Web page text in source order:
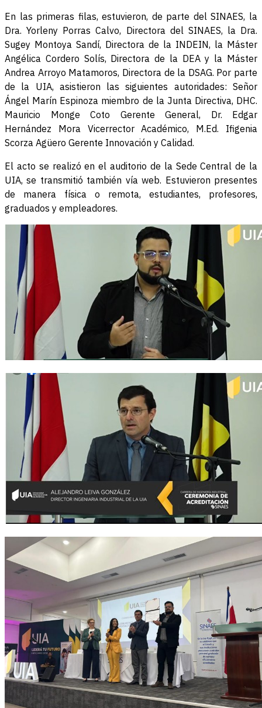
En las primeras filas, estuvieron, de parte del SINAES, la
Dra. Yorleny Porras Calvo, Directora del SINAES, la Dra.
Sugey Montoya Sandí, Directora de la INDEIN, la Máster
Angélica Cordero Solís, Directora de la DEA y la Máster
Andrea Arroyo Matamoros, Directora de la DSAG. Por parte
de la UIA, asistieron las siguientes autoridades: Señor
Ángel Marín Espinoza miembro de la Junta Directiva, DHC.
Mauricio Monge Coto Gerente General, Dr. Edgar
Hernández Mora Vicerrector Académico, M.Ed. Ifigenia
Scorza Agüero Gerente Innovación y Calidad.
El acto se realizó en el auditorio de la Sede Central de la
UIA, se transmitió también vía web. Estuvieron presentes
de manera física o remota, estudiantes, profesores,
graduados y empleadores.